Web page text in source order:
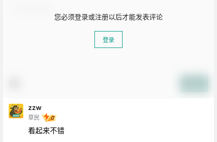
您必须登录或注册以后才能发表评论
登录
zzw
草民
看起来不错